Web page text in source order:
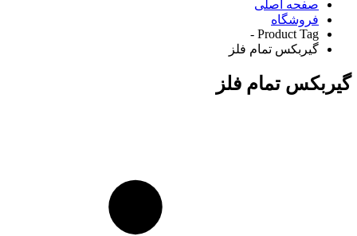
صفحه اصلی
فروشگاه
Product Tag -
گیربکس تمام فلز
گیربکس تمام فلز